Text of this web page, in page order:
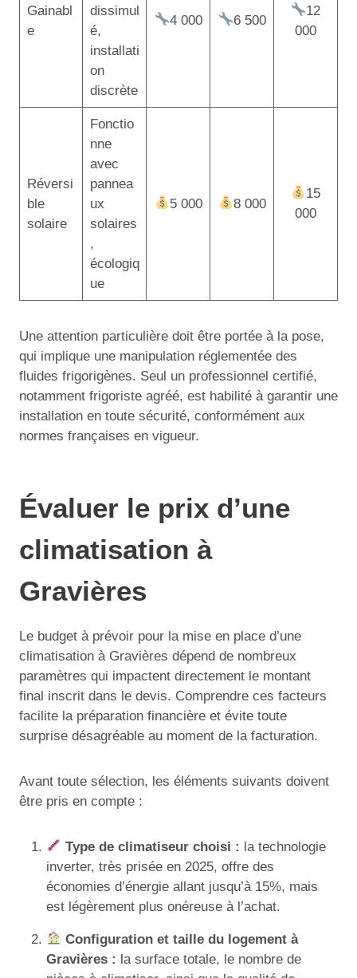
Gainabl
e
dissimul
é,
installati
on
discrète
4 000 6 500
12
000
Réversi
ble
solaire
Fonctio
nne
avec
pannea
ux
solaires
,
écologiq
ue
5 000 8 000
15
000
Une attention particulière doit être portée à la pose,
qui implique une manipulation réglementée des
fluides frigorigènes. Seul un professionnel certifié,
notamment frigoriste agréé, est habilité à garantir une
installation en toute sécurité, conformément aux
normes françaises en vigueur.
Évaluer le prix d’une
climatisation à
Gravières
Le budget à prévoir pour la mise en place d’une
climatisation à Gravières dépend de nombreux
paramètres qui impactent directement le montant
final inscrit dans le devis. Comprendre ces facteurs
facilite la préparation financière et évite toute
surprise désagréable au moment de la facturation.
Avant toute sélection, les éléments suivants doivent
être pris en compte :
Type de climatiseur choisi : la technologie
inverter, très prisée en 2025, offre des
économies d’énergie allant jusqu’à 15%, mais
est légèrement plus onéreuse à l’achat.
Configuration et taille du logement à
Gravières : la surface totale, le nombre de